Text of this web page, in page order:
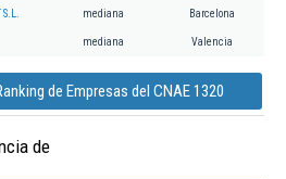
mediana Barcelona
mediana Valencia
de Empresas del CNAE 1320
de